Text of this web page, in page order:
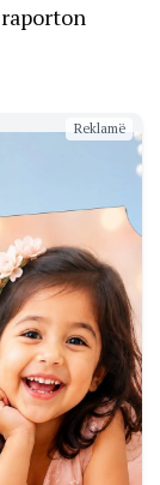
Reklamë